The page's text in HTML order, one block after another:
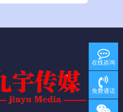
在线咨询
免费通话